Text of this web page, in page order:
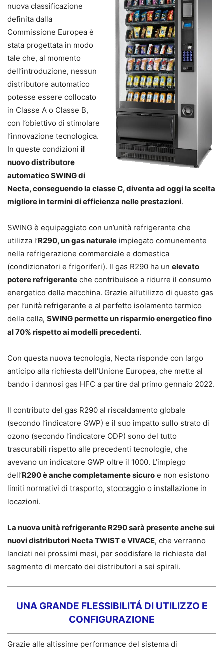
nuova classificazione
definita dalla
Commissione Europea è
stata progettata in modo
tale che, al momento
dell’introduzione, nessun
distributore automatico
potesse essere collocato
in Classe A o Classe B,
con l’obiettivo di stimolare
l’innovazione tecnologica.
In queste condizioni il
nuovo distributore
automatico SWING di
Necta, conseguendo la classe C, diventa ad oggi la scelta
migliore in termini di efficienza nelle prestazioni.
SWING è equipaggiato con un’unità refrigerante che
utilizza l’R290, un gas naturale impiegato comunemente
nella refrigerazione commerciale e domestica
(condizionatori e frigoriferi). Il gas R290 ha un elevato
potere refrigerante che contribuisce a ridurre il consumo
energetico della macchina. Grazie all’utilizzo di questo gas
per l’unità refrigerante e al perfetto isolamento termico
della cella, SWING permette un risparmio energetico fino
al 70% rispetto ai modelli precedenti.
Con questa nuova tecnologia, Necta risponde con largo
anticipo alla richiesta dell’Unione Europea, che mette al
bando i dannosi gas HFC a partire dal primo gennaio 2022.
Il contributo del gas R290 al riscaldamento globale
(secondo l’indicatore GWP) e il suo impatto sullo strato di
ozono (secondo l’indicatore ODP) sono del tutto
trascurabili rispetto alle precedenti tecnologie, che
avevano un indicatore GWP oltre il 1000. L’impiego
dell’R290 è anche completamente sicuro e non esistono
limiti normativi di trasporto, stoccaggio o installazione in
locazioni.
La nuova unità refrigerante R290 sarà presente anche sui
nuovi distributori Necta TWIST e VIVACE, che verranno
lanciati nei prossimi mesi, per soddisfare le richieste del
segmento di mercato dei distributori a sei spirali.
UNA GRANDE FLESSIBILITÁ DI UTILIZZO E
CONFIGURAZIONE
Grazie alle altissime performance del sistema di